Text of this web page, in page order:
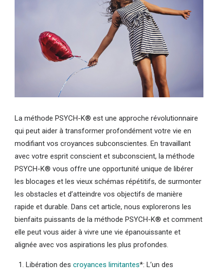
La méthode PSYCH-K® est une approche révolutionnaire
qui peut aider à transformer profondément votre vie en
modifiant vos croyances subconscientes. En travaillant
avec votre esprit conscient et subconscient, la méthode
PSYCH-K® vous offre une opportunité unique de libérer
les blocages et les vieux schémas répétitifs, de surmonter
les obstacles et d’atteindre vos objectifs de manière
rapide et durable. Dans cet article, nous explorerons les
bienfaits puissants de la méthode PSYCH-K® et comment
elle peut vous aider à vivre une vie épanouissante et
alignée avec vos aspirations les plus profondes.
Libération des croyances limitantes*: L’un des